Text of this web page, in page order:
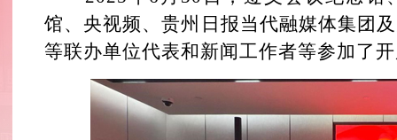
馆、央视频、贵州日报当代融媒体集团
等联办单位代表和新闻工作者等参加了